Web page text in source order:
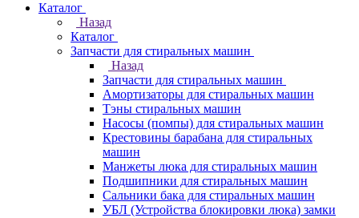
Каталог
Назад
Каталог
Запчасти для стиральных машин
Назад
Запчасти для стиральных машин
Амортизаторы для стиральных машин
Тэны стиральных машин
Насосы (помпы) для стиральных машин
Крестовины барабана для стиральных
машин
Манжеты люка для стиральных машин
Подшипники для стиральных машин
Сальники бака для стиральных машин
УБЛ (Устройства блокировки люка) замки